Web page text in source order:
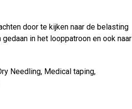
door te kijken naar de belasting
in het looppatroon en ook naar
Needling, Medical taping,